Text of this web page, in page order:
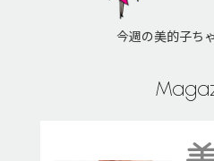
今週の美的子ち